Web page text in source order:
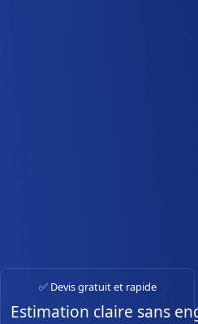
✅ Devis gratuit et rapide
Estimation claire sans